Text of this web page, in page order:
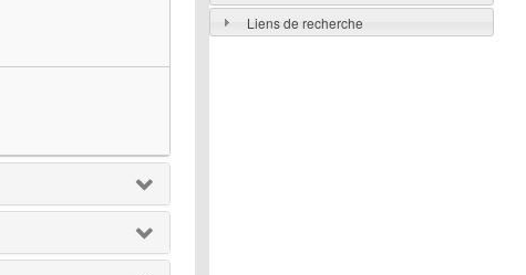
Liens de recherche